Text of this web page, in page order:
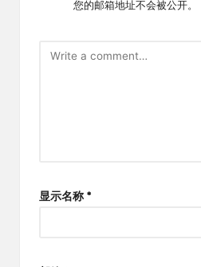
您的邮箱地址不会被公开。
显示名称 *